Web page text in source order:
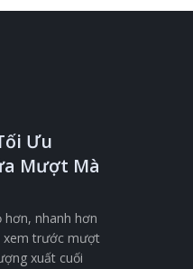
Ưu
Mượt Mà
hơn, nhanh hơn
xem trước mượt
xuất cuối